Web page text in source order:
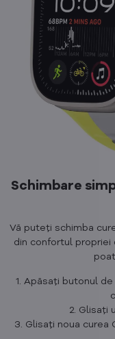
Schimbare
Vă puteți schimba
din confortul propriei
1. Apăsați butonul
2. Glisați
3. Glisați noua curea